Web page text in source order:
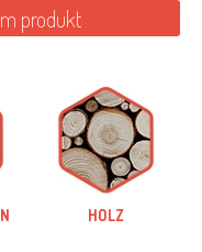
produkt
HOLZ